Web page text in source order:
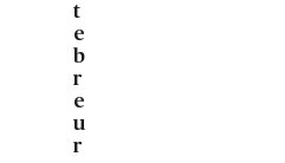
t
e
b
r
e
u
r